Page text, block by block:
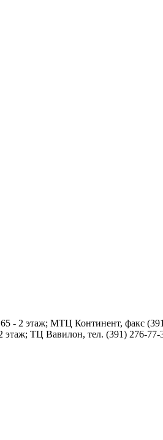
- 2 этаж; МТЦ Континент, факс
этаж; ТЦ Вавилон, тел. (391) 276-77-